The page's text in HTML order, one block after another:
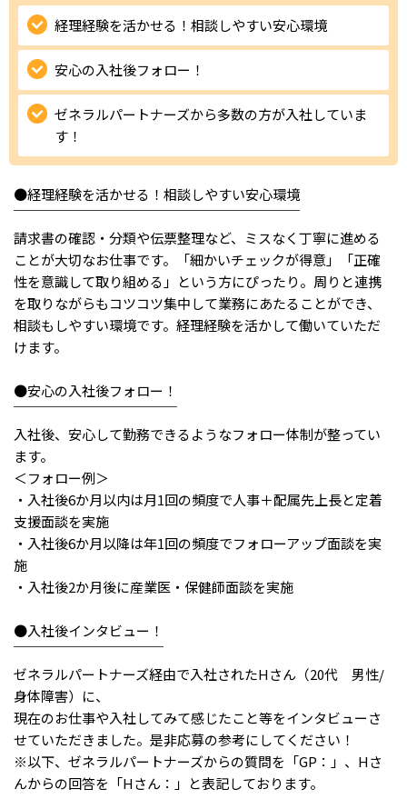
経理経験を活かせる！相談しやすい安心環境
安心の入社後フォロー！
ゼネラルパートナーズから多数の方が入社していま
す！
●経理経験を活かせる！相談しやすい安心環境
￣￣￣￣￣￣￣￣￣￣￣￣￣￣￣￣￣￣￣￣￣
請求書の確認・分類や伝票整理など、ミスなく丁寧に進める
ことが大切なお仕事です。「細かいチェックが得意」「正確
性を意識して取り組める」という方にぴったり。周りと連携
を取りながらもコツコツ集中して業務にあたることができ、
相談もしやすい環境です。経理経験を活かして働いていただ
けます。
●安心の入社後フォロー！
￣￣￣￣￣￣￣￣￣￣￣￣
入社後、安心して勤務できるようなフォロー体制が整ってい
ます。
＜フォロー例＞
・入社後6か月以内は月1回の頻度で人事＋配属先上長と定着
支援面談を実施
・入社後6か月以降は年1回の頻度でフォローアップ面談を実
施
・入社後2か月後に産業医・保健師面談を実施
●入社後インタビュー！
￣￣￣￣￣￣￣￣￣￣￣
ゼネラルパートナーズ経由で入社されたHさん（20代 男性/
身体障害）に、
現在のお仕事や入社してみて感じたこと等をインタビューさ
せていただきました。是非応募の参考にしてください！
※以下、ゼネラルパートナーズからの質問を「GP：」、Hさ
んからの回答を「Hさん：」と表記しております。
就労移行支援サービス
障害別専門支援の就労移行支援サービス
IT・Web制作スキルを身につける就労移行支援サービス
ソーシャルファームサービス
しいたけ生産で実現する
新しい障害者雇用支援サービス
ご利用ガイド